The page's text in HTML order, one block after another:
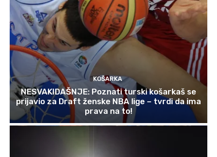
KOŠARKA
NESVAKIDAŠNJE: Poznati turski košarkaš se
prijavio za Draft ženske NBA lige – tvrdi da ima
prava na to!